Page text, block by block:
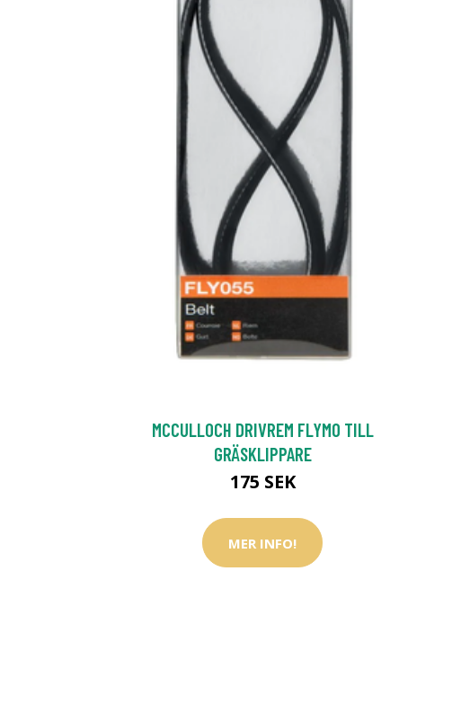
MCCULLOCH DRIVREM FLYMO TILL
GRÄSKLIPPARE
175 SEK
MER INFO!